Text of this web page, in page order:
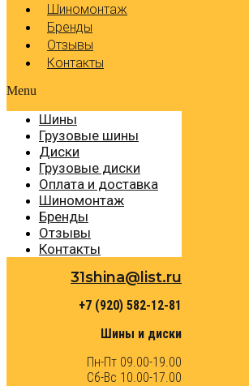
Шиномонтаж
Бренды
Отзывы
Контакты
Menu
Шины
Грузовые шины
Диски
Грузовые диски
Оплата и доставка
Шиномонтаж
Бренды
Отзывы
Контакты
31shina@list.ru
+7 (920) 582-12-81
Шины и диски
Пн-Пт 09.00-19.00
Сб-Вс 10.00-17.00